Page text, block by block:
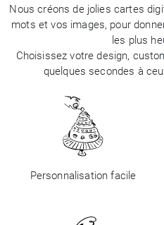
Nous créons de jolies cartes
mots et vos images, pour
les plus
Choisissez votre design,
quelques secondes à
Personnalisation facile